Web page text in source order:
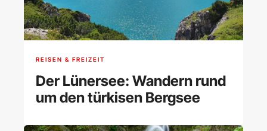
REISEN & FREIZEIT
Der Lünersee: Wandern rund
um den türkisen Bergsee